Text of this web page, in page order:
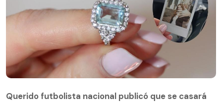
Querido futbolista nacional publicó que se casará